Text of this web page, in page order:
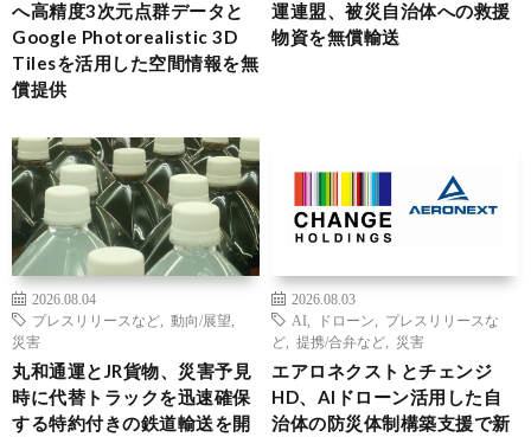
へ高精度3次元点群データと
Google Photorealistic 3D
Tilesを活用した空間情報を無
償提供
運連盟、被災自治体への救援
物資を無償輸送
2026.08.04
プレスリリースなど
動向/展望
災害
丸和通運とJR貨物、災害予見
時に代替トラックを迅速確保
する特約付きの鉄道輸送を開
2026.08.03
AI
ドローン
プレスリリースな
ど
提携/合弁など 災害
エアロネクストとチェンジ
HD、AIドローン活用した自
治体の防災体制構築支援で新